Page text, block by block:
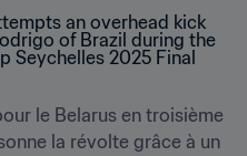
le Belarus en troisième
la révolte grâce à un